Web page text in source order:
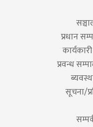
प्रधान
प्रवन्ध
सूचना/